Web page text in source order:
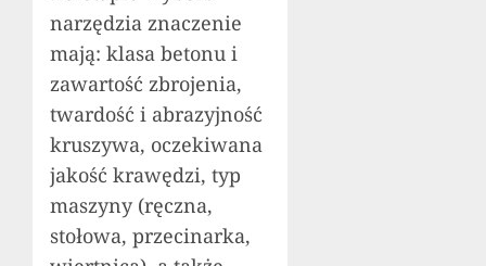
narzędzia znaczenie
mają: klasa betonu i
zawartość zbrojenia,
twardość i abrazyjność
kruszywa, oczekiwana
jakość krawędzi, typ
maszyny (ręczna,
stołowa, przecinarka,